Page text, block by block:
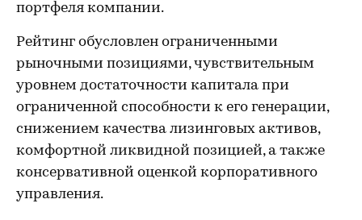
портфеля компании.
Рейтинг обусловлен ограниченными
рыночными позициями, чувствительным
уровнем достаточности капитала при
ограниченной способности к его генерации,
снижением качества лизинговых активов,
комфортной ликвидной позицией, а также
консервативной оценкой корпоративного
управления.